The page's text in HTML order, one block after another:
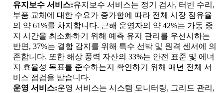
유지보수 서비스:유지보수 서비스는 정기 검사, 터빈 수리,
부품 교체에 대한 수요가 증가함에 따라 전체 시장 점유율
의 약 61%를 차지합니다. 근해 운영자의 약 42%는 가동 중
지 시간을 최소화하기 위해 예측 유지 관리를 우선시하는
반면, 37%는 결함 감지를 위해 특수 선박 및 원격 센서에 의
존합니다. 또한 해상 풍력 자산의 33%는 안전 표준 및 에너
지 효율성 목표를 준수하는지 확인하기 위해 매년 전체 서
비스 점검을 받습니다.
운영 서비스:운영 서비스는 시스템 모니터링, 그리드 관리,